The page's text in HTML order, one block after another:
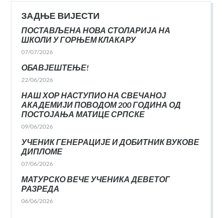
ЗАДЊЕ ВИЈЕСТИ
ПОСТАВЉЕНА НОВА СТОЛАРИЈА НА
ШКОЛИ У ГОРЊЕМ КЛАКАРУ
07/07/2026
ОБАВЈЕШТЕЊЕ!
22/06/2026
НАШ ХОР НАСТУПИО НА СВЕЧАНОЈ
АКАДЕМИЈИ ПОВОДОМ 200 ГОДИНА ОД
ПОСТОЈАЊА МАТИЦЕ СРПСКЕ
09/06/2026
УЧЕНИК ГЕНЕРАЦИЈЕ И ДОБИТНИК ВУКОВЕ
ДИПЛОМЕ
07/06/2026
МАТУРСКО ВЕЧЕ УЧЕНИКА ДЕВЕТОГ
РАЗРЕДА
06/06/2026